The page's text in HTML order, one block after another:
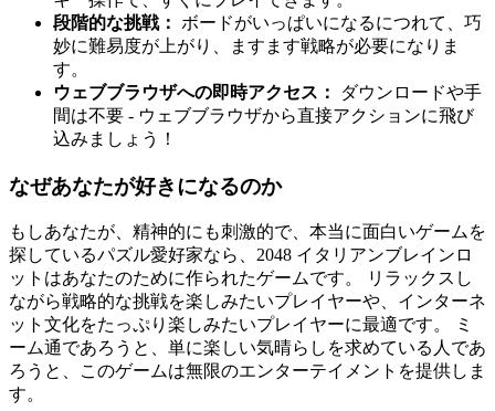
段階的な挑戦：
ボードがいっぱいになるにつれて、巧
妙に難易度が上がり、ますます戦略が必要になりま
す。
ウェブブラウザへの即時アクセス：
ダウンロードや手
間は不要 - ウェブブラウザから直接アクションに飛び
込みましょう！
なぜあなたが好きになるのか
もしあなたが、精神的にも刺激的で、本当に面白いゲームを
探しているパズル愛好家なら、2048 イタリアンブレインロ
ットはあなたのために作られたゲームです。 リラックスし
ながら戦略的な挑戦を楽しみたいプレイヤーや、インターネ
ット文化をたっぷり楽しみたいプレイヤーに最適です。 ミ
ーム通であろうと、単に楽しい気晴らしを求めている人であ
ろうと、このゲームは無限のエンターテイメントを提供しま
す。